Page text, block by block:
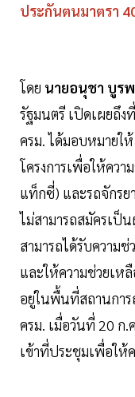
ประกันตนมาตรา
โดย นายอนุชา บูร
รัฐมนตรี เปิดเผยถึ
ครม. ได้มอบหมายให้
โครงการเพื่อให้คว
แท็กซี่) และรถจักร
ไม่สามารถสมัครเป็
สามารถได้รับความ
และให้ความช่วยเห
อยู่ในพื้นที่สถานการ
ครม. เมื่อวันที่ 20 ก.
เข้าที่ประชุมเพื่อใ